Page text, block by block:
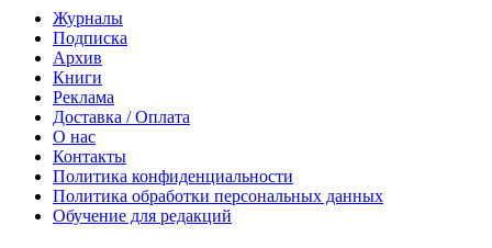
Журналы
Подписка
Архив
Книги
Реклама
Доставка / Оплата
О нас
Контакты
Политика конфиденциальности
Политика обработки персональных данных
Обучение для редакций